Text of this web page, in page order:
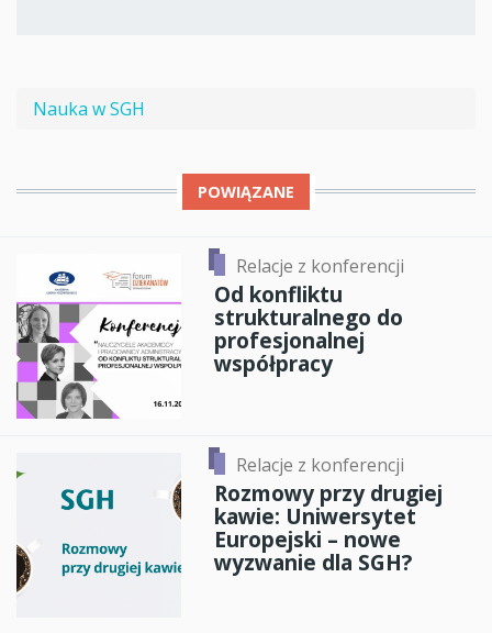
Nauka w SGH
POWIĄZANE
Relacje z konferencji
Od konfliktu
strukturalnego do
profesjonalnej
współpracy
Relacje z konferencji
Rozmowy przy drugiej
kawie: Uniwersytet
Europejski – nowe
wyzwanie dla SGH?